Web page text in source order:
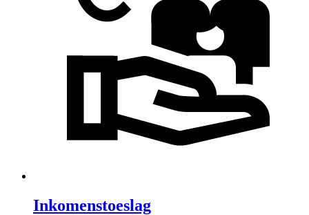
Inkomenstoeslag